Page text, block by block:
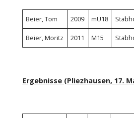
Beier, Tom 2009 mU18
Beier, Moritz 2011 M15
Ergebnisse (Pliezhausen, 17.